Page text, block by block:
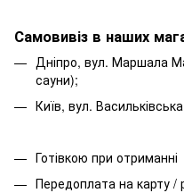
Самовивіз в наших
Дніпро, вул. Маршала
сауни);
Київ, вул.
Готівкою при отриманні
Передоплата на карту /